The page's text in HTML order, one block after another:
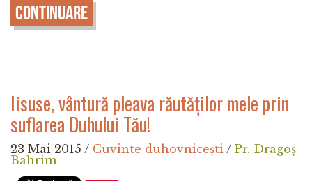
Continuare
Iisuse, vântură pleava răutăților mele prin
suflarea Duhului Tău!
23 Mai 2015 / Cuvinte duhovnicești / Pr. Dragoș
Bahrim